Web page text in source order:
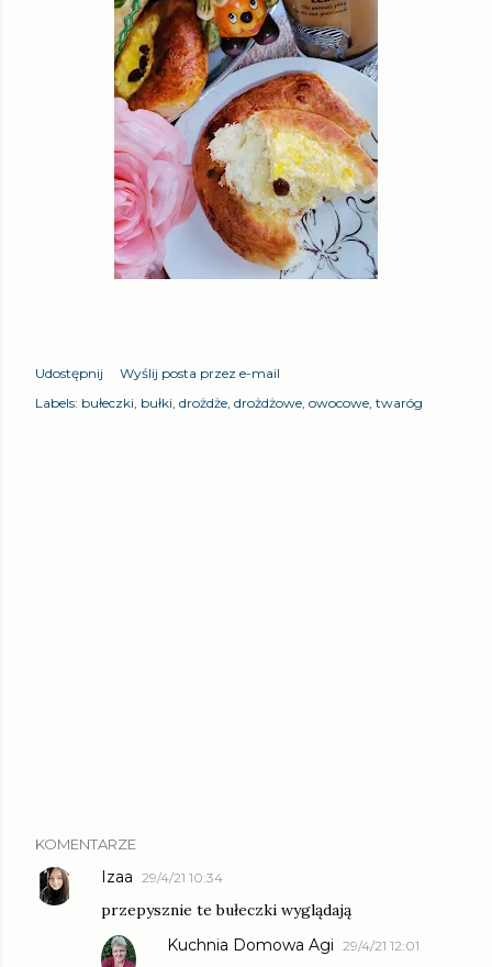
Udostępnij
Wyślij posta przez e-mail
Labels: bułeczki bułki drożdże drożdżowe owocowe twaróg
KOMENTARZE
Izaa 29/4/21 10:34
przepysznie te bułeczki wyglądają
Kuchnia Domowa Agi 29/4/21 12:01